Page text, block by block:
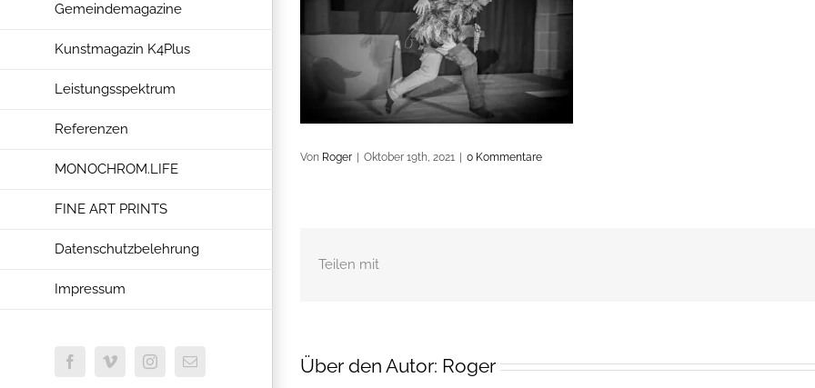
Gemeindemagazine
Kunstmagazin K4Plus
Leistungsspektrum
Referenzen
MONOCHROM.LIFE
FINE ART PRINTS
Datenschutzbelehrung
Impressum
FacebookVimeoInstagram
E-
Von Roger Oktober 19th, 2021 0 Kommentare
Teilen mit
Über den Autor: Roger